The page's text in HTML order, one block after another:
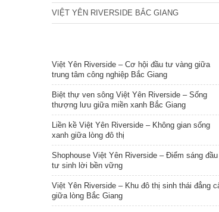
VIỆT YÊN RIVERSIDE BẮC GIANG
Việt Yên Riverside – Cơ hội đầu tư vàng giữa
trung tâm công nghiệp Bắc Giang
Biệt thự ven sông Việt Yên Riverside – Sống
thượng lưu giữa miền xanh Bắc Giang
Liền kề Việt Yên Riverside – Không gian sống
xanh giữa lòng đô thị
Shophouse Việt Yên Riverside – Điểm sáng đầu
tư sinh lời bền vững
Việt Yên Riverside – Khu đô thị sinh thái đẳng
giữa lòng Bắc Giang